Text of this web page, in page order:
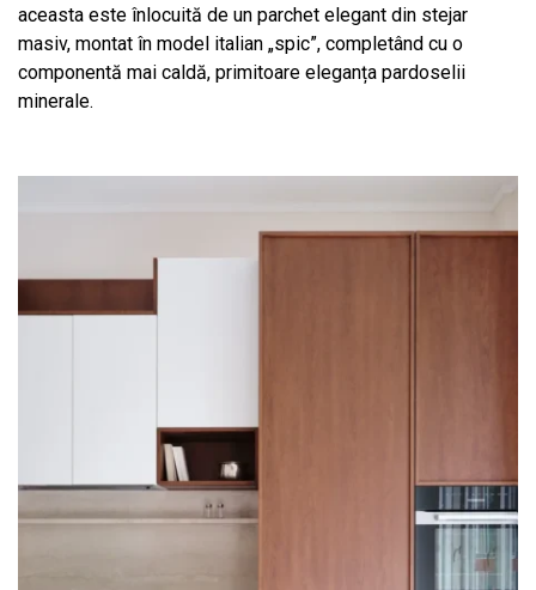
aceasta este înlocuită de un parchet elegant din stejar
masiv, montat în model italian „spic”, completând cu o
componentă mai caldă, primitoare eleganța pardoselii
minerale.